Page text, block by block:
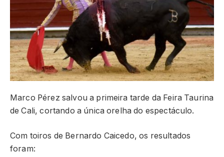
Marco Pérez salvou a primeira tarde da Feira Taurina
de Cali, cortando a única orelha do espectáculo.
Com toiros de Bernardo Caicedo, os resultados
foram: